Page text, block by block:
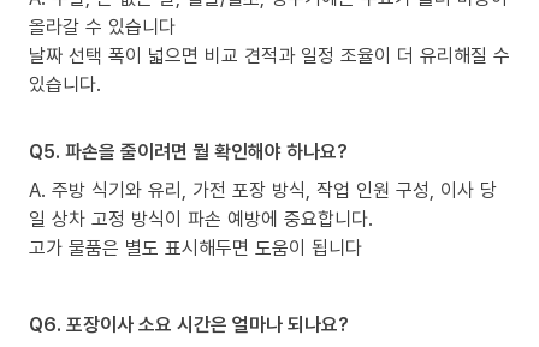
올라갈 수 있습니다
날짜 선택 폭이 넓으면 비교 견적과 일정 조율이 더 유리해질 수
있습니다.
Q5. 파손을 줄이려면 뭘 확인해야 하나요?
A. 주방 식기와 유리, 가전 포장 방식, 작업 인원 구성, 이사 당
일 상차 고정 방식이 파손 예방에 중요합니다.
고가 물품은 별도 표시해두면 도움이 됩니다
Q6. 포장이사 소요 시간은 얼마나 되나요?